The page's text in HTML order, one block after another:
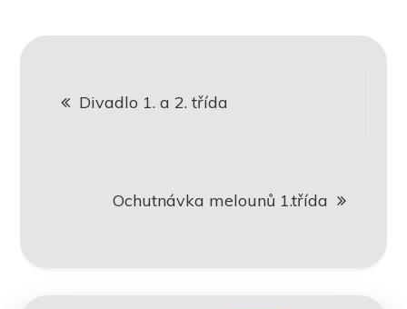
proDivadlo 1. a 2. třída
Ochutnávka melounů 1.třída